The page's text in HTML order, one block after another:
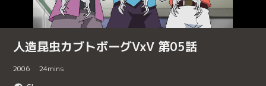
人造昆虫カブトボーグVxV 第05話
2006 24mins